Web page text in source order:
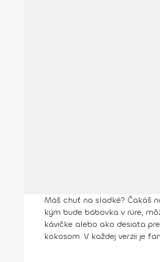
Máš chuť na sladké? Čakáš
kým bude bábovka v rúre,
kávičke alebo ako desiata
kokosom. V každej verzii je